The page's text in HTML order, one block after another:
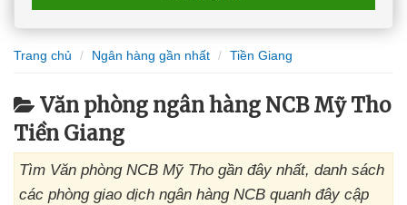
Trang chủ Ngân hàng gần nhất Tiền Giang
Văn phòng ngân hàng NCB Mỹ Tho
Tiền Giang
Tìm Văn phòng NCB Mỹ Tho gần đây nhất, danh sách
các phòng giao dịch ngân hàng NCB quanh đây cập